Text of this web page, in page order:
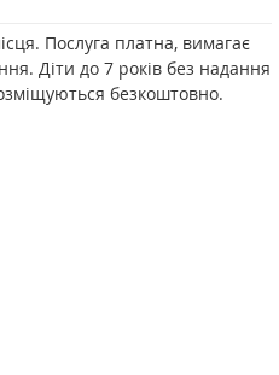
Послуга платна, вимагає
Діти до 7 років без надання
безкоштовно.